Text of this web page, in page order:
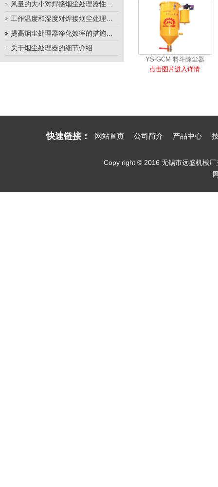
关于烟尘处理器的细节介绍
YS-GCM 料斗除尘器
点击图片进入详情
快速链接： 网站首页 公司简介 产品中心
Copy right © 2016 无锡市远盛机械